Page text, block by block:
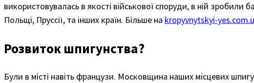
використовувалась в якості військової споруди, в ній зробили
Польщі, Пруссії, та інших країн. Більше на kropyvnytskyi-
Розвиток шпигунства?
Були в місті навіть французи. Московщина наших місцевих